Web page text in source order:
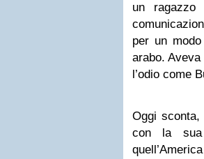
un
per un
arabo.
l’odio come
Oggi sconta,
con la